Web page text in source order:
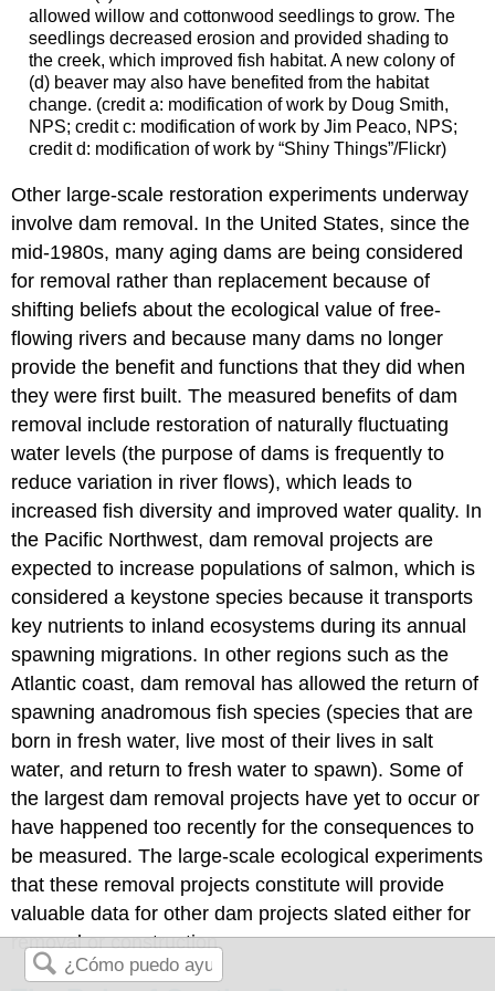
allowed willow and cottonwood seedlings to grow. The
seedlings decreased erosion and provided shading to
the creek, which improved fish habitat. A new colony of
(d) beaver may also have benefited from the habitat
change. (credit a: modification of work by Doug Smith,
NPS; credit c: modification of work by Jim Peaco, NPS;
credit d: modification of work by “Shiny Things”/Flickr)
Other large-scale restoration experiments underway
involve dam removal. In the United States, since the
mid-1980s, many aging dams are being considered
for removal rather than replacement because of
shifting beliefs about the ecological value of free-
flowing rivers and because many dams no longer
provide the benefit and functions that they did when
they were first built. The measured benefits of dam
removal include restoration of naturally fluctuating
water levels (the purpose of dams is frequently to
reduce variation in river flows), which leads to
increased fish diversity and improved water quality. In
the Pacific Northwest, dam removal projects are
expected to increase populations of salmon, which is
considered a keystone species because it transports
key nutrients to inland ecosystems during its annual
spawning migrations. In other regions such as the
Atlantic coast, dam removal has allowed the return of
spawning anadromous fish species (species that are
born in fresh water, live most of their lives in salt
water, and return to fresh water to spawn). Some of
the largest dam removal projects have yet to occur or
have happened too recently for the consequences to
be measured. The large-scale ecological experiments
that these removal projects constitute will provide
valuable data for other dam projects slated either for
removal or construction.